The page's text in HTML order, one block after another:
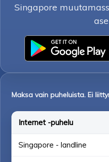
Singapore
Maksa vain puheluista. Ei
Internet -puhelu
Singapore - landline